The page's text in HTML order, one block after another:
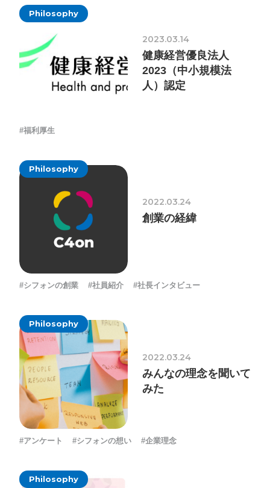
Philosophy
2023.03.14
健康経営優良法人
2023（中小規模法
人）認定
#福利厚生
Philosophy
2022.03.24
創業の経緯
#シフォンの創業 #社員紹介 #社長インタビュー
Philosophy
2022.03.24
みんなの理念を聞いて
みた
#アンケート #シフォンの想い #企業理念
Philosophy